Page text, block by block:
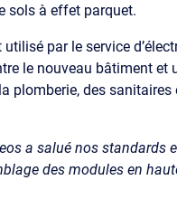
sols à effet parquet.
par le service
le nouveau bâtiment
des
a salué nos standards
des modules en